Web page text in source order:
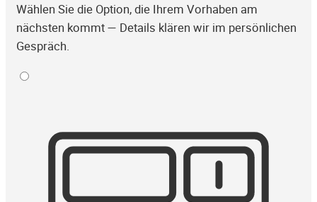
Wählen Sie die Option, die Ihrem Vorhaben am
nächsten kommt — Details klären wir im persönlichen
Gespräch.